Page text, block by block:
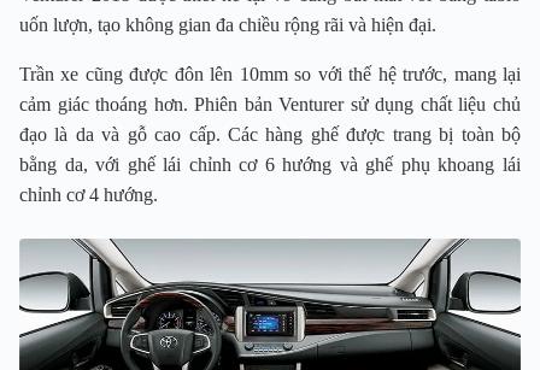
uốn lượn, tạo không gian đa chiều rộng rãi và hiện đại.
Trần xe cũng được đôn lên 10mm so với thế hệ trước, mang lại
cảm giác thoáng hơn. Phiên bản Venturer sử dụng chất liệu chủ
đạo là da và gỗ cao cấp. Các hàng ghế được trang bị toàn bộ
bằng da, với ghế lái chỉnh cơ 6 hướng và ghế phụ khoang lái
chỉnh cơ 4 hướng.